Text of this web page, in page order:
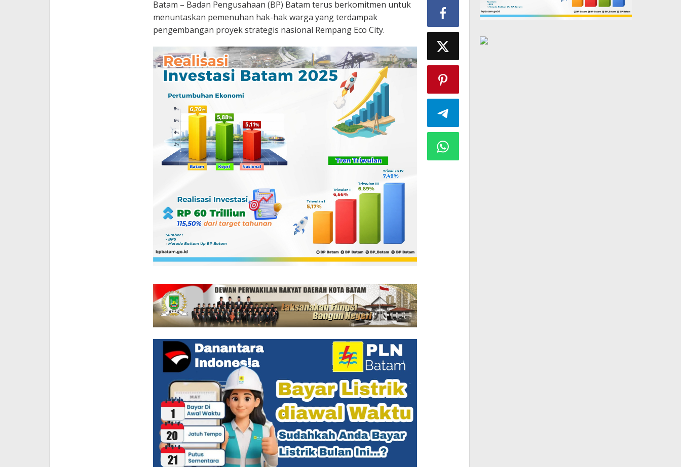
Batam – Badan Pengusahaan (BP) Batam terus berkomitmen untuk
menuntaskan pemenuhan hak-hak warga yang terdampak
pengembangan proyek strategis nasional Rempang Eco City.